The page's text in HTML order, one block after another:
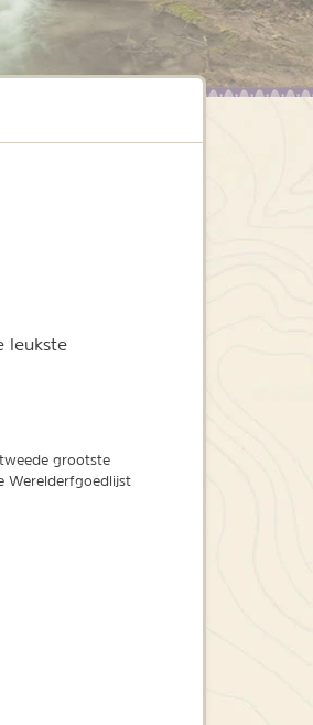
leukste
grootste
Werelderfgoedlijst